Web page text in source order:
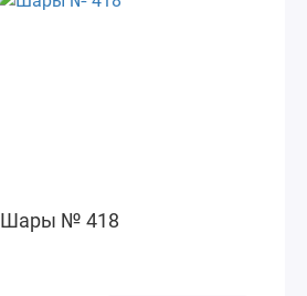
Шары № 418